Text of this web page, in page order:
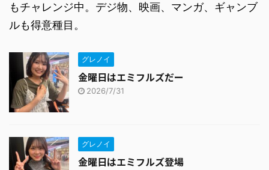
もチャレンジ中。デジ物、映画、マンガ、ギャンブ
ルも得意種目。
グレノイ
金曜日はエミフルズだー
2026/7/31
グレノイ
金曜日はエミフルズ登場